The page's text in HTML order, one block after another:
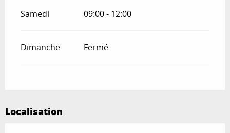
Samedi 09:00 - 12:00
Dimanche Fermé
Localisation